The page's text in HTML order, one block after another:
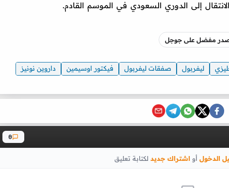
إلى الدوري السعودي في الموسم القادم.
مفضل على جوجل
ليفربول صفقات ليفربول فيكتور اوسيمين
داروين نونيز
0
الدخول أو اشتراك جديد لكتابة تعليق